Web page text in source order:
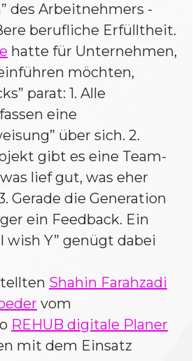
des Arbeitnehmers -
berufliche Erfülltheit.
hatte für Unternehmen,
möchten,
parat: 1. Alle
eine
über sich. 2.
gibt es eine Team-
lief gut, was eher
Gerade die Generation
ein Feedback. Ein
wish Y” genügt dabei
Shahin Farahzadi
vom
REHUB digitale Planer
mit dem Einsatz